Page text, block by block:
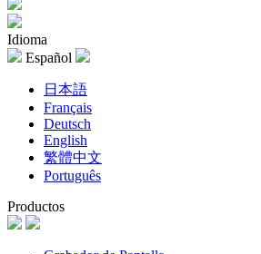
Idioma
Español
日本語
Français
Deutsch
English
繁體中文
Português
Productos